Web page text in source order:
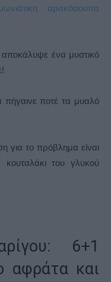
αρακόσουπα
ένα μυστικό
πήγαινε ποτέ τα μυαλό
για το πρόβλημα είναι
του γλυκού
6+1
αφράτα και